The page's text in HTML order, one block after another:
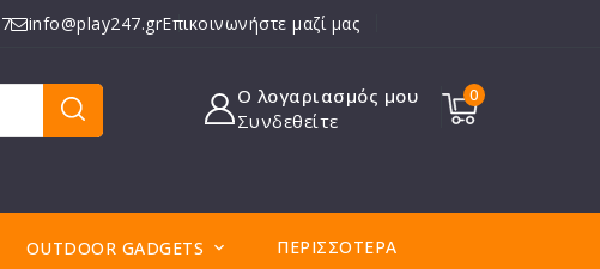
info@play247.grΕπικοινωνήστε μαζί μας
Ο λογαριασμός μου
Συνδεθείτε
0
OUTDOOR GADGETS  ΠΕΡΙΣΣΌΤΕΡΑ